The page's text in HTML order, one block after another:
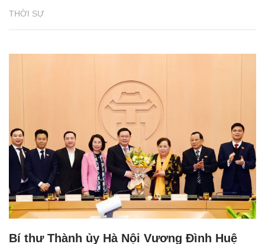
THỜI SỰ
Bí thư Thành ủy Hà Nội Vương Đình Huệ